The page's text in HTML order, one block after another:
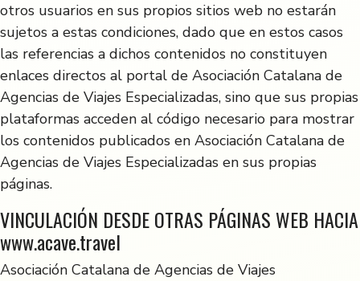
otros usuarios en sus propios sitios web no estarán
sujetos a estas condiciones, dado que en estos casos
las referencias a dichos contenidos no constituyen
enlaces directos al portal de Asociación Catalana de
Agencias de Viajes Especializadas, sino que sus propias
plataformas acceden al código necesario para mostrar
los contenidos publicados en Asociación Catalana de
Agencias de Viajes Especializadas en sus propias
páginas.
VINCULACIÓN DESDE OTRAS PÁGINAS WEB HACIA
www.acave.travel
Asociación Catalana de Agencias de Viajes